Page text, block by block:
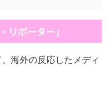
ポーター」
海外の反応したメディ